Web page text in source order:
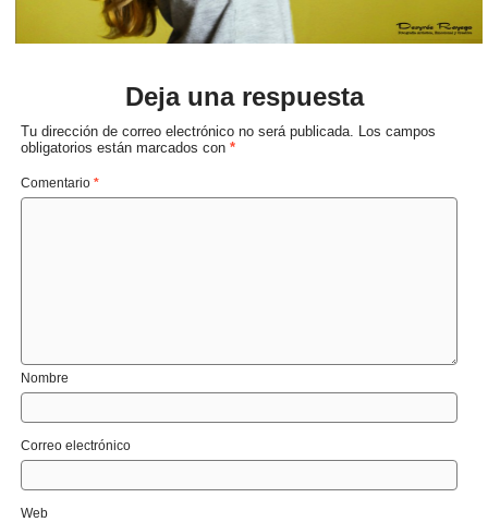
Deja una respuesta
Tu dirección de correo electrónico no será publicada. Los campos
obligatorios están marcados con*
Comentario*
Nombre
Correo electrónico
Web